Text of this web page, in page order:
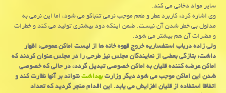
سایر مواد دخانی می كند.
وی اشاره كرد: كاربرد عطر و طعم موجب نرمی تنباكو می شود، اما این نرمی به
مدلول بی خطر شدن آن نیست. ضمن اینكه دود بیشتری تولید می كند و خطرات
و مضرات آن هم بیشتر می شود.
ولی زاده درباب استفساریه خروج قهوه خانه ها از لیست اماكن عمومی، اظهار
داشت: بتازگی بعضی از نمایندگان مجلس نیز طرحی را در مجلس عنوان كردند كه
اماكن عرضه كننده قلیان به اماكن خصوصی تبدیل گردد، در حالی كه خصوصی
شدن این اماكن موجب می شود دیگر وزارتبهداشتنتواند بر آنها نظارت كند و
اتفاقا استفاده از قلیان افزایش می یابد. این اقدام منجر گردید كه تعداد